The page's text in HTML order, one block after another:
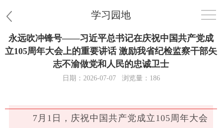
学习园地
首页
党群工作
永远吹冲锋号——习近平总书记在庆祝中国共产党成
立105周年大会上的重要讲话 激励我省纪检监察干部矢
志不渝做党和人民的忠诚卫士
日期：2026-07-07 浏览量：186
7月1日，庆祝中国共产党成立105周年大会